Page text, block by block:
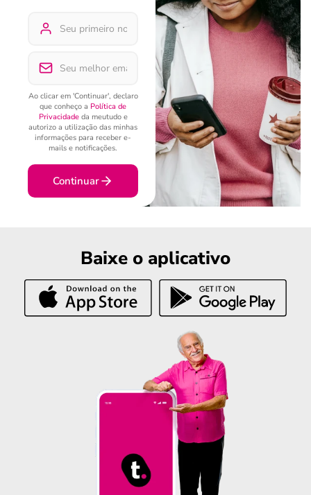
Ao clicar em 'Continuar', declaro
que conheço a Política de
Privacidadeda meutudo e
autorizo a utilização das minhas
informações para receber e-
mails e notificações.
Continuar
Baixe o aplicativo